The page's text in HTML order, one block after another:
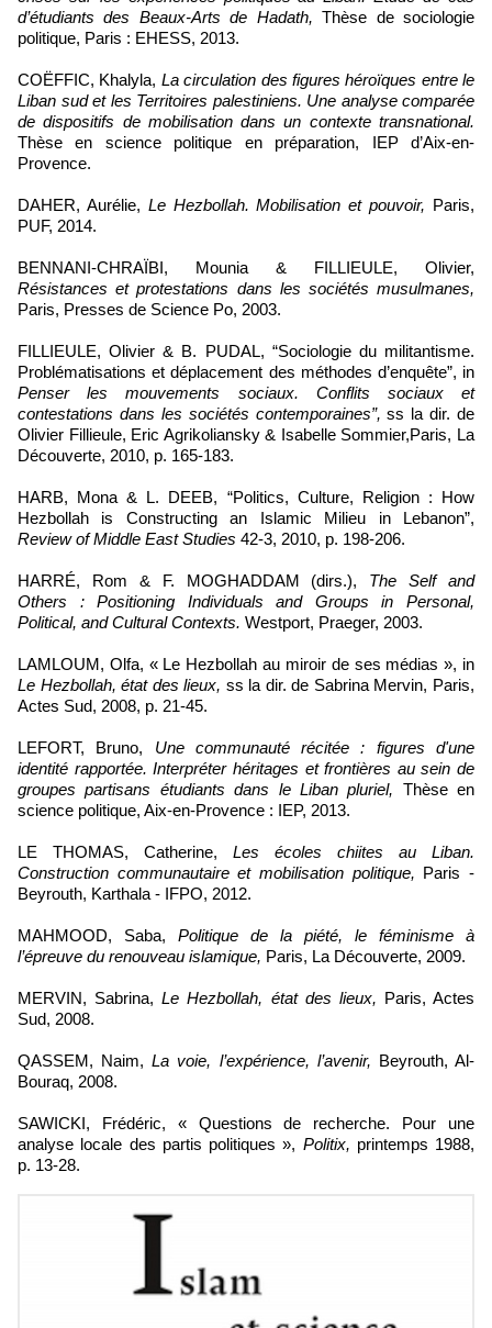
d’étudiants des Beaux-Arts de Hadath,Thèse de sociologie
politique, Paris : EHESS, 2013.
COËFFIC, Khalyla, La circulation des figures héroïques entre le
Liban sud et les Territoires palestiniens. Une analyse comparée
de dispositifs de mobilisation dans un contexte transnational.
Thèse en science politique en préparation, IEP d’Aix-en-
Provence.
DAHER, Aurélie, Le Hezbollah. Mobilisation et pouvoir, Paris,
PUF, 2014.
BENNANI-CHRAÏBI, Mounia & FILLIEULE, Olivier,
Résistances et protestations dans les sociétés musulmanes,
Paris, Presses de Science Po, 2003.
FILLIEULE, Olivier & B. PUDAL, “Sociologie du militantisme.
Problématisations et déplacement des méthodes d’enquête”, in
Penser les mouvements sociaux. Conflits sociaux et
contestations dans les sociétés contemporaines”,ss la dir. de
Olivier Fillieule, Eric Agrikoliansky & Isabelle Sommier,Paris, La
Découverte, 2010, p. 165-183.
HARB, Mona & L. DEEB, “Politics, Culture, Religion : How
Hezbollah is Constructing an Islamic Milieu in Lebanon”,
Review of Middle East Studies 42-3, 2010, p. 198-206.
HARRÉ, Rom & F. MOGHADDAM (dirs.), The Self and
Others : Positioning Individuals and Groups in Personal,
Political, and Cultural Contexts. Westport, Praeger, 2003.
LAMLOUM, Olfa, « Le Hezbollah au miroir de ses médias », in
Le Hezbollah, état des lieux, ss la dir. de Sabrina Mervin, Paris,
Actes Sud, 2008, p. 21-45.
LEFORT, Bruno, Une communauté récitée : figures d'une
identité rapportée. Interpréter héritages et frontières au sein de
groupes partisans étudiants dans le Liban pluriel, Thèse en
science politique, Aix-en-Provence : IEP, 2013.
LE THOMAS, Catherine, Les écoles chiites au Liban.
Construction communautaire et mobilisation politique, Paris -
Beyrouth, Karthala - IFPO, 2012.
MAHMOOD, Saba, Politique de la piété, le féminisme à
l’épreuve du renouveau islamique, Paris, La Découverte, 2009.
MERVIN, Sabrina,Le Hezbollah, état des lieux, Paris, Actes
Sud, 2008.
QASSEM, Naim,La voie, l’expérience, l’avenir, Beyrouth, Al-
Bouraq, 2008.
SAWICKI, Frédéric, « Questions de recherche. Pour une
analyse locale des partis politiques », Politix, printemps 1988,
p. 13-28.